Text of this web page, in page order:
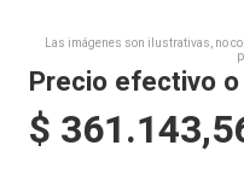
Las imágenes son ilustrativas, no
Precio efectivo
$